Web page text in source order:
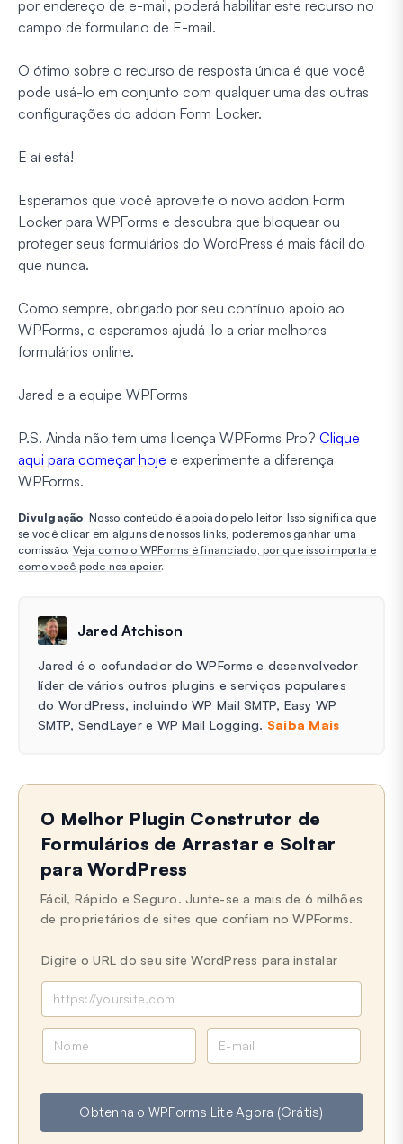
por endereço de e-mail, poderá habilitar este recurso no
campo de formulário de E-mail.
O ótimo sobre o recurso de resposta única é que você
pode usá-lo em conjunto com qualquer uma das outras
configurações do addon Form Locker.
E aí está!
Esperamos que você aproveite o novo addon Form
Locker para WPForms e descubra que bloquear ou
proteger seus formulários do WordPress é mais fácil do
que nunca.
Como sempre, obrigado por seu contínuo apoio ao
WPForms, e esperamos ajudá-lo a criar melhores
formulários online.
Jared e a equipe WPForms
P.S. Ainda não tem uma licença WPForms Pro? Clique
aqui para começar hoje e experimente a diferença
WPForms.
Divulgação: Nosso conteúdo é apoiado pelo leitor. Isso significa que
se você clicar em alguns de nossos links, poderemos ganhar uma
comissão. Veja como o WPForms é financiado, por que isso importa e
como você pode nos apoiar.
Jared Atchison
Jared é o cofundador do WPForms e desenvolvedor
líder de vários outros plugins e serviços populares
do WordPress, incluindo WP Mail SMTP, Easy WP
SMTP, SendLayer e WP Mail Logging. Saiba Mais
O Melhor Plugin Construtor de
Formulários de Arrastar e Soltar
para WordPress
Fácil, Rápido e Seguro. Junte-se a mais de 6 milhões
de proprietários de sites que confiam no WPForms.
Digite o URL do seu site WordPress para instalar
e
a
l
Obtenha o WPForms Lite Agora (Grátis)